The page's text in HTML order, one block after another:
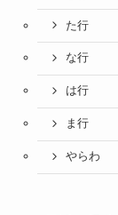
た行
な行
は行
ま行
やらわ